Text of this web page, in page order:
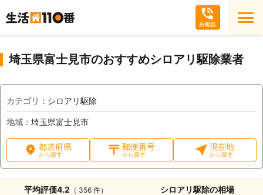
埼玉県富士見市のおすすめシロアリ駆除業者
カテゴリ： シロアリ駆除
地域： 埼玉県富士見市
都道府県
から探す
郵便番号
から探す
現在地
から探す
平均評価4.2 （ 356 件） シロアリ駆除の相場